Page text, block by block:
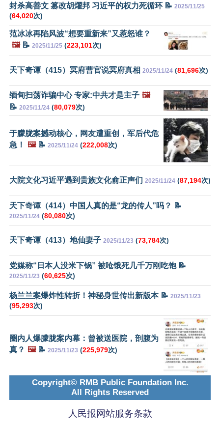
封杀高善文 篡改胡燿邦 习近平的权力死循环 📝 2025/11/25
(64,020次)
范冰冰再陷风波“想要重新来”又惹怒谁？
🖼️📝 2025/11/25 (223,101次)
天下奇谭（415）冥府曹官说冥府真相 2025/11/24 (81,696次)
缅甸扫荡诈骗中心 专家:中共才是主子 🖼️
📝 2025/11/24 (80,079次)
于朦胧案撼动核心，网友遭重创，军后代危
急！
🖼️📝 2025/11/24 (222,008次)
大院文化习近平遇到贵族文化俞正声们 2025/11/24 (87,194次)
天下奇谭（414）中国人真的是“龙的传人”吗？ 📝
2025/11/24 (80,080次)
天下奇谭（413）地仙妻子 2025/11/23 (73,784次)
党媒称“日本人没米下锅” 被呛饿死几千万刚吃饱 📝
2025/11/23 (60,625次)
杨兰兰案爆炸性转折！神秘身世传出新版本 📝 2025/11/23
(95,293次)
圈内人爆朦胧案内幕：曾被送医院，剖腹为
真？ 🖼️📝 2025/11/23 (225,979次)
Copyright© RMB Public Foundation Inc.
All Rights Reserved
人民报网站服务条款